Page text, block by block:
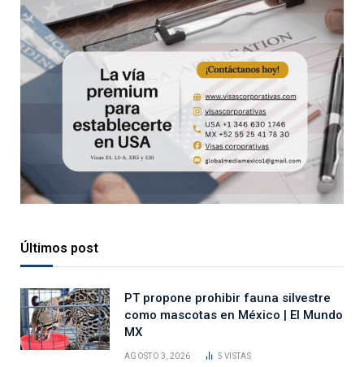
Últimos post
PT propone prohibir fauna silvestre
como mascotas en México | El Mundo
MX
AGOSTO 3, 2026 5VISTAS